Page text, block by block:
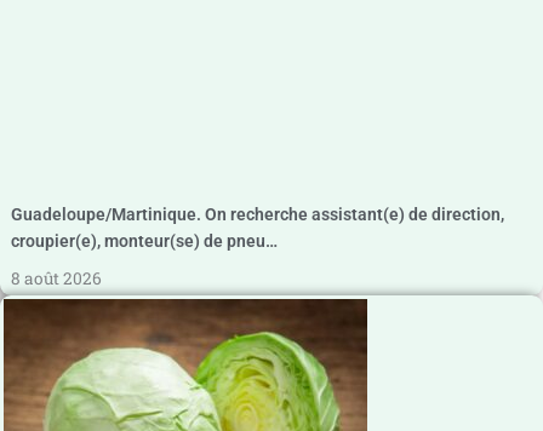
Guadeloupe/Martinique. On recherche assistant(e) de direction,
croupier(e), monteur(se) de pneu…
8 août 2026